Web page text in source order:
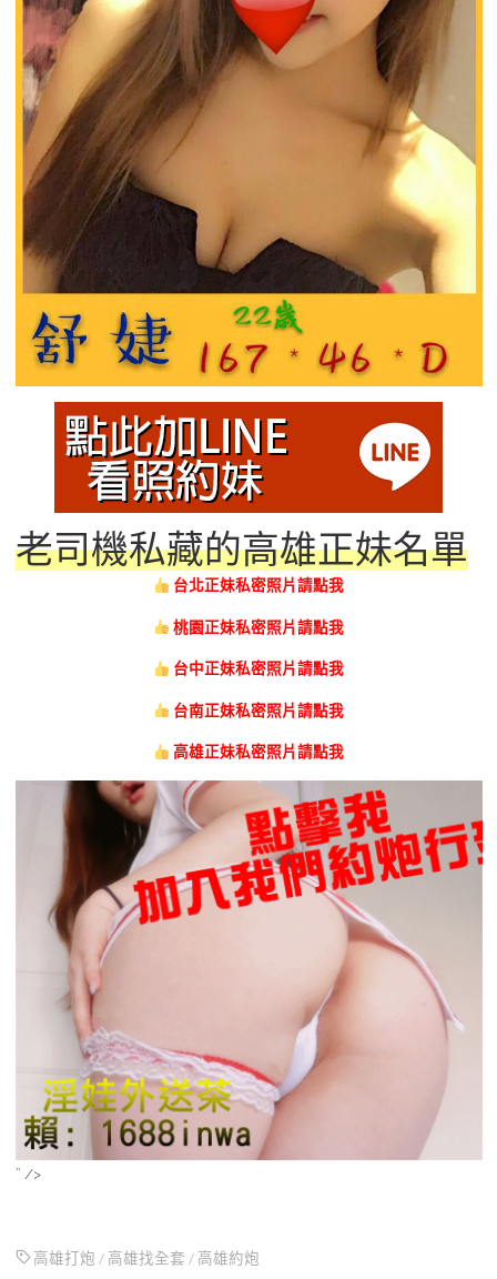
老司機私藏的高雄正妹名單
台北正妹私密照片請點我
桃園正妹私密照片請點我
台中正妹私密照片請點我
台南正妹私密照片請點我
高雄正妹私密照片請點我
” />
高雄打炮 / 高雄找全套 / 高雄約炮